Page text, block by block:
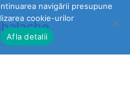
navigării presupune
cookie-urilor
Afla detalii